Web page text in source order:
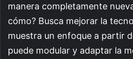
manera completamente
cómo? Busca mejorar la
muestra un enfoque a partir
puede modular y adaptar la